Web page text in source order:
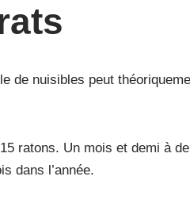
de nuisibles peut
ratons. Un mois et demi à
dans l’année.